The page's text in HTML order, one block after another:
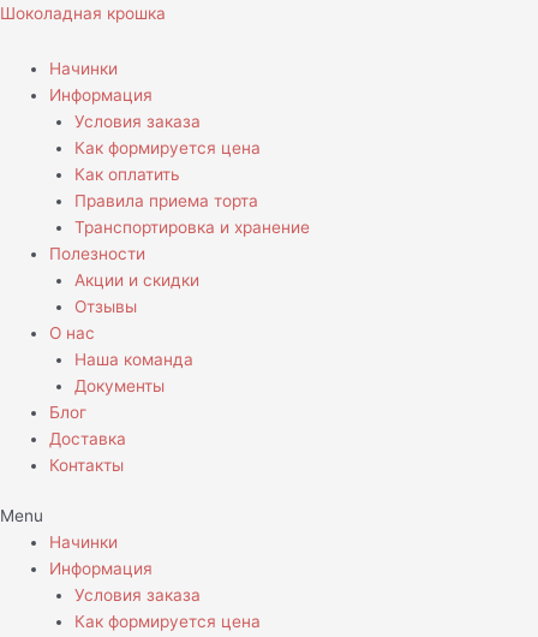
Перейти
содержимому
Шоколадная крошка
Начинки
Информация
Условия заказа
Как формируется цена
Как оплатить
Правила приема торта
Транспортировка и хранение
Полезности
Акции и скидки
Отзывы
О нас
Наша команда
Документы
Блог
Доставка
Контакты
Menu
Начинки
Информация
Условия заказа
Как формируется цена